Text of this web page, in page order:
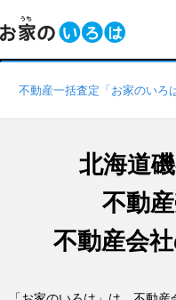
不動産一括査定「お家のいろ
北海道
不動
不動産会